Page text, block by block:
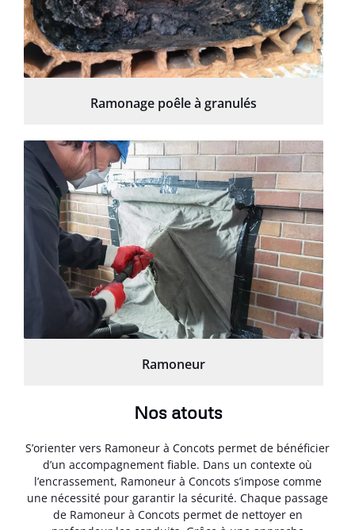
Ramonage poêle à granulés
Ramoneur
Nos atouts
S’orienter vers Ramoneur à Concots permet de bénéficier
d’un accompagnement fiable. Dans un contexte où
l’encrassement, Ramoneur à Concots s’impose comme
une nécessité pour garantir la sécurité. Chaque passage
de Ramoneur à Concots permet de nettoyer en